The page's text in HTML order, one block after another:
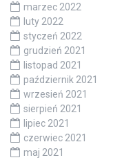
marzec 2022
luty 2022
styczeń 2022
grudzień 2021
listopad 2021
październik 2021
wrzesień 2021
sierpień 2021
lipiec 2021
czerwiec 2021
maj 2021